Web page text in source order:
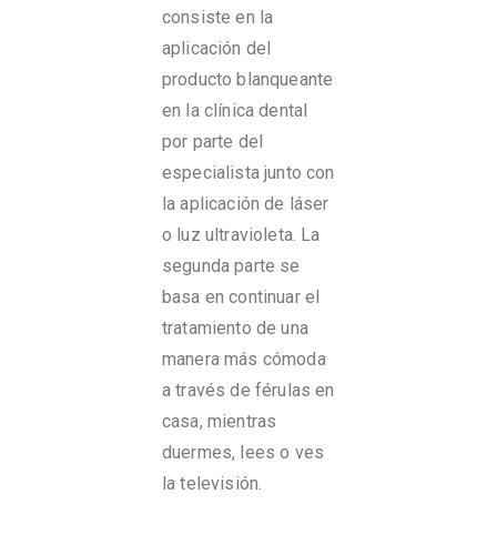
consiste en la
aplicación del
producto blanqueante
en la clínica dental
por parte del
especialista junto con
la aplicación de láser
o luz ultravioleta. La
segunda parte se
basa en continuar el
tratamiento de una
manera más cómoda
a través de férulas en
casa, mientras
duermes, lees o ves
la televisión.